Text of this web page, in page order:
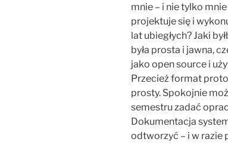
mnie – i nie tylko
projektuje się i
lat ubiegłych? Jaki
była prosta i jawna,
jako open source i
Przecież format
prosty. Spokojnie
semestru zadać
Dokumentacja
odtworzyć – i w razie